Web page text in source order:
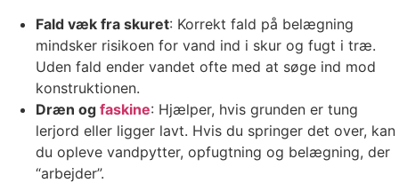
Fald væk fra skuret: Korrekt fald på belægning
mindsker risikoen for vand ind i skur og fugt i træ.
Uden fald ender vandet ofte med at søge ind mod
konstruktionen.
Dræn og faskine: Hjælper, hvis grunden er tung
lerjord eller ligger lavt. Hvis du springer det over, kan
du opleve vandpytter, opfugtning og belægning, der
“arbejder”.